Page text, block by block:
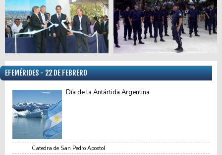
EFEMÉRIDES - 22 DE FEBRERO
Día de la Antártida Argentina
Catedra de San Pedro Apostol